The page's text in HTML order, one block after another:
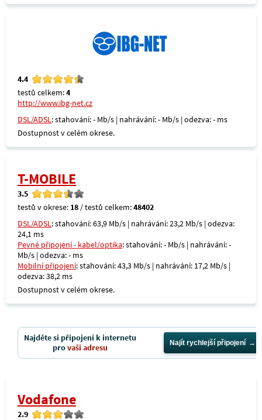
4.4
testů celkem:4
http://www.ibg-net.cz
DSL/ADSL: stahování: - Mb/s | nahrávání: - Mb/s | odezva: - ms
Dostupnost v celém okrese.
T-MOBILE
3.5
testů v okrese: 18 / testů celkem:48402
DSL/ADSL: stahování: 63,9 Mb/s | nahrávání: 23,2 Mb/s | odezva:
24,1 ms
Pevné připojení - kabel/optika: stahování: - Mb/s | nahrávání: -
Mb/s | odezva: - ms
Mobilní připojení: stahování: 43,3 Mb/s | nahrávání: 17,2 Mb/s |
odezva: 38,2 ms
Dostupnost v celém okrese.
Najděte si připojení k internetu
provaši adresu Najít rychlejší připojení
Vodafone
2.9